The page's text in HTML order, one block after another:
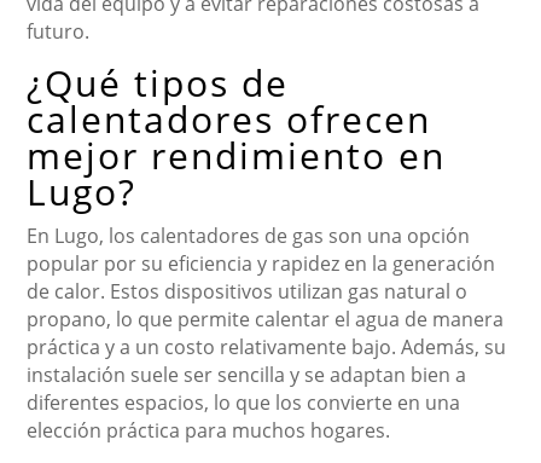
futuro.
¿Qué tipos de
calentadores ofrecen
mejor rendimiento en
Lugo?
En Lugo, los calentadores de gas son una opción
popular por su eficiencia y rapidez en la generación
de calor. Estos dispositivos utilizan gas natural o
propano, lo que permite calentar el agua de manera
práctica y a un costo relativamente bajo. Además, su
instalación suele ser sencilla y se adaptan bien a
diferentes espacios, lo que los convierte en una
elección práctica para muchos hogares.